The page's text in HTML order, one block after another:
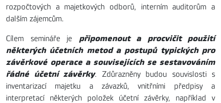
rozpočtových a majetkových odborů, interním auditorům a
dalším zájemcům.
Cílem semináře je připomenout a procvičit použití
některých účetních metod a postupů typických pro
závěrkové operace a souvisejících se sestavováním
řádné účetní závěrky. Zdůrazněny budou souvislosti s
inventarizací majetku a závazků, vnitřními předpisy a
interpretací některých položek účetní závěrky, například v